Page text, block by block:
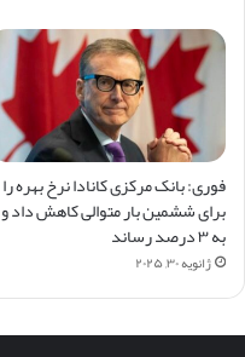
فوری: بانک مرکزی کانادا نرخ بهره را
برای ششمین بار متوالی کاهش داد و
به ۳ درصد رساند
ژانویه ۳۰, ۲۰۲۵